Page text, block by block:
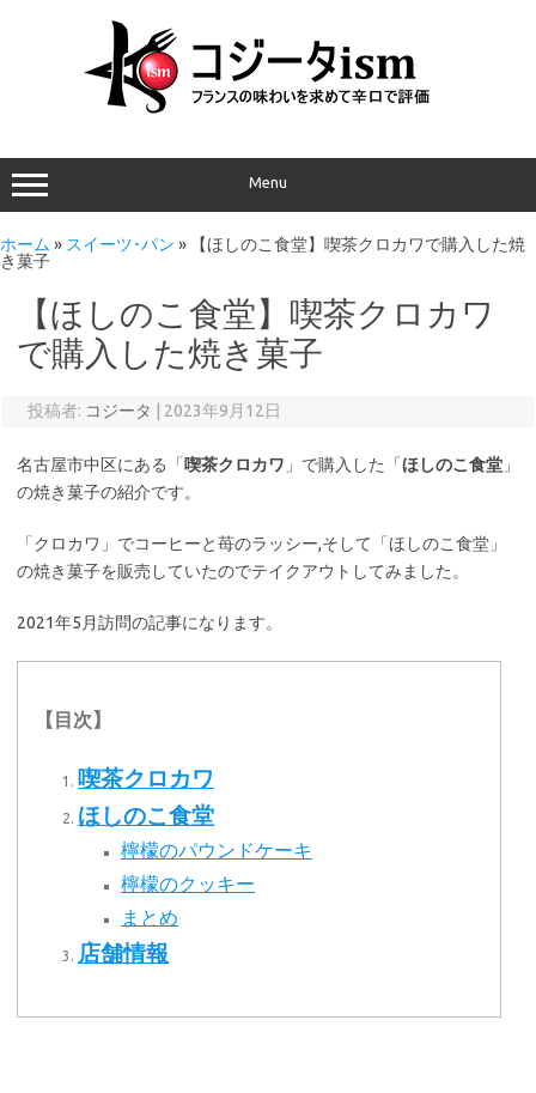
Menu
ホーム » スイーツ･パン »
【ほしのこ食堂】喫茶クロカワで購入した焼
き菓子
【ほしのこ食堂】喫茶クロカワ
で購入した焼き菓子
投稿者: コジータ 2023年9月12日
名古屋市中区にある「 喫茶クロカワ 」で購入した「ほしのこ食堂 」
の焼き菓子の紹介です。
「クロカワ」でコーヒーと苺のラッシー,そして「ほしのこ食堂」
の焼き菓子を販売していたのでテイクアウトしてみました。
2021年5月訪問の記事になります。
【目次】
喫茶クロカワ
ほしのこ食堂
檸檬のパウンドケーキ
檸檬のクッキー
まとめ
店舗情報